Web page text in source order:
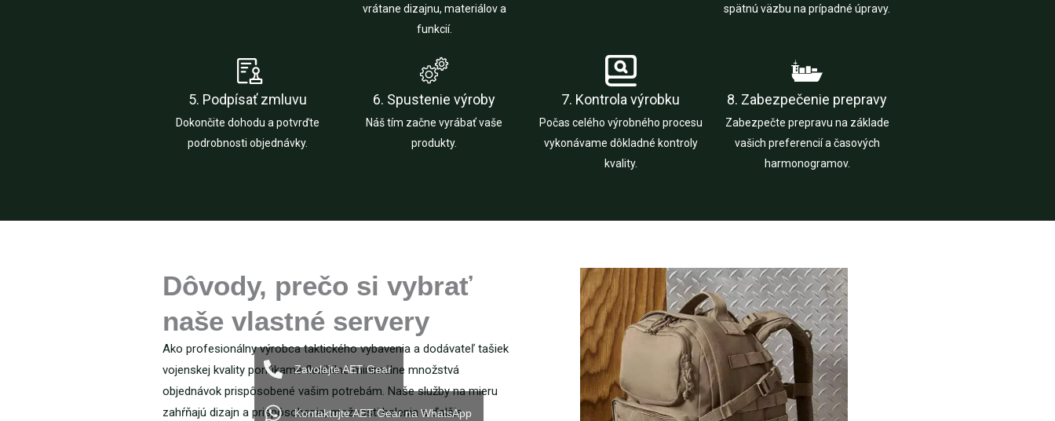
vrátane dizajnu, materiálov a
funkcií.
spätnú väzbu na prípadné úpravy.
5. Podpísať zmluvu
Dokončite dohodu a potvrďte
podrobnosti objednávky.
6. Spustenie výroby
Náš tím začne vyrábať vaše
produkty.
7. Kontrola výrobku
Počas celého výrobného procesu
vykonávame dôkladné kontroly
kvality.
8. Zabezpečenie prepravy
Zabezpečte prepravu na základe
vašich preferencií a časových
harmonogramov.
Dôvody, prečo si vybrať
naše vlastné servery
Ako profesionálny výrobca taktického vybavenia a dodávateľ tašiek
vojenskej kvality ponúkame flexibilné minimálne množstvá
objednávok prispôsobené vašim potrebám. Naše služby na mieru
zahŕňajú dizajn a prispôsobenie, možnosti balenia a ďalšie.
Zavolajte AET Gear
Kontaktujte AET Gear na WhatsApp